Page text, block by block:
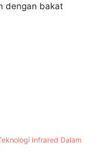
dengan bakat
Infrared Dalam